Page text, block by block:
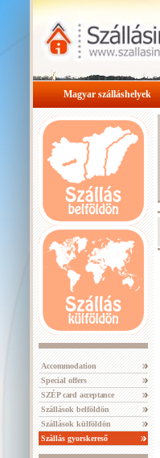
Magyar szálláshelyek
Accommodation
Special offers
SZÉP card acceptance
Szállások belföldön
Szállások külföldön
Szállás gyorskereső